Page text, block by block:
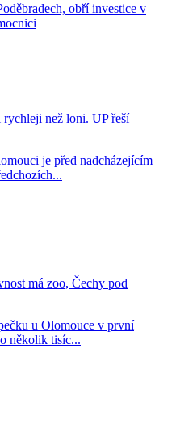
obří investice v
než loni. UP řeší
je před nadcházejícím
má zoo, Čechy pod
u Olomouce v první
několik tisíc...